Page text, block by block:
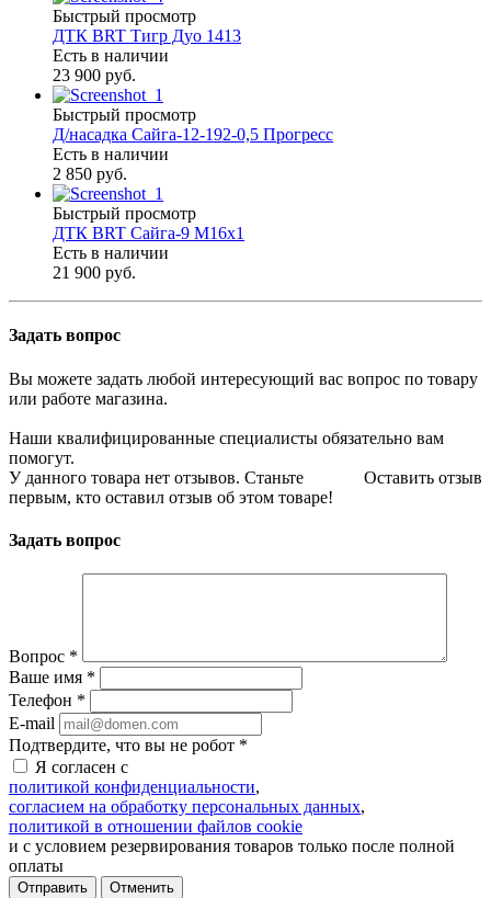
Быстрый просмотр
ДТК BRT Тигр Дуо 1413
Есть в наличии
23 900 руб.
Быстрый просмотр
Д/насадка Сайга-12-192-0,5 Прогресс
Есть в наличии
2 850 руб.
Быстрый просмотр
ДТК BRT Сайга-9 M16x1
Есть в наличии
21 900 руб.
Задать вопрос
Вы можете задать любой интересующий вас вопрос по товару
или работе магазина.
Наши квалифицированные специалисты обязательно вам
помогут.
Оставить отзыв
У данного товара нет отзывов. Станьте
первым, кто оставил отзыв об этом товаре!
Задать вопрос
Вопрос *
Ваше имя *
Телефон *
E-mail
Подтвердите, что вы не робот *
Я согласен с
политикой конфиденциальности,
согласием на обработку персональных данных,
политикой в отношении файлов cookie
и с условием резервирования товаров только после полной
оплаты
Отменить